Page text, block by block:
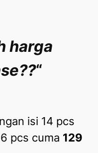
harga
“
isi 14 pcs
pcs cuma 129